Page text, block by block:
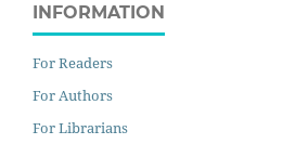
INFORMATION
For Readers
For Authors
For Librarians